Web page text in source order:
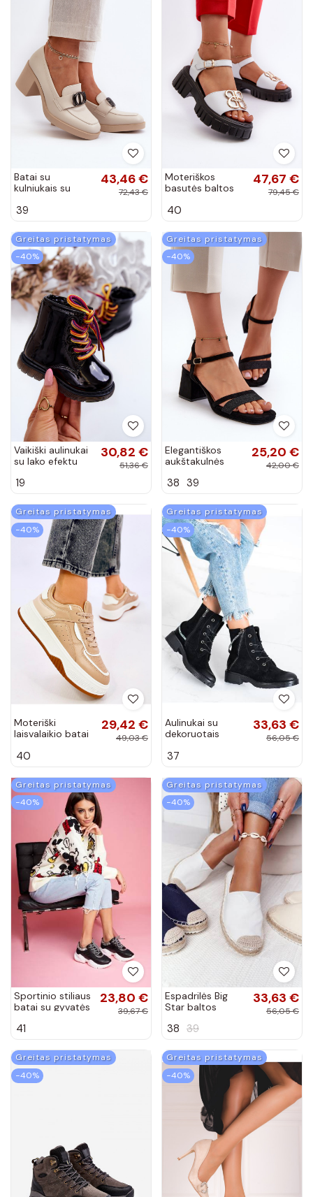
Batai su
kulniukais su
smėlio spalvos
43,46 €
72,43 €
39
Moteriškos
basutės baltos
spalvos
Vinceza
47,67 €
79,45 €
40
Greitas pristatymas
−40%
Vaikiški aulinukai
su lako efektu
Tibbie
30,82 €
51,36 €
19
Greitas pristatymas
−40%
Elegantiškos
aukštakulnės
spalvos Tessata
25,20 €
42,00 €
38 39
Greitas pristatymas
−40%
Moteriški
laisvalaikio batai
29,42 €
49,03 €
40
Greitas pristatymas
−40%
Aulinukai su
dekoruotais
33,63 €
56,05 €
37
Greitas pristatymas
−40%
Sportinio stiliaus
batai su gyvatės
juodos spalvos
23,80 €
39,67 €
41
Greitas pristatymas
−40%
Espadrilės Big
Star baltos
33,63 €
56,05 €
38 39
Greitas pristatymas
−40%
Greitas pristatymas
−40%